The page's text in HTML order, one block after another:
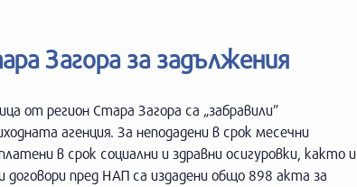
Загора за задължения
от регион Стара Загора са „забравили”
агенция. За неподадени в срок месечни
в срок социални и здравни осигуровки, както и
договори пред НАП са издадени общо 898 акта за